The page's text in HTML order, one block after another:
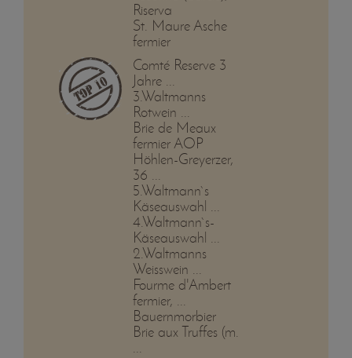
Riserva
St. Maure Asche
fermier
Comté Reserve 3
Jahre ...
3.Waltmanns
Rotwein ...
Brie de Meaux
fermier AOP
Höhlen-Greyerzer,
36 ...
5.Waltmann`s
Käseauswahl ...
4.Waltmann`s-
Käseauswahl ...
2.Waltmanns
Weisswein ...
Fourme d'Ambert
fermier, ...
Bauernmorbier
Brie aux Truffes (m.
...